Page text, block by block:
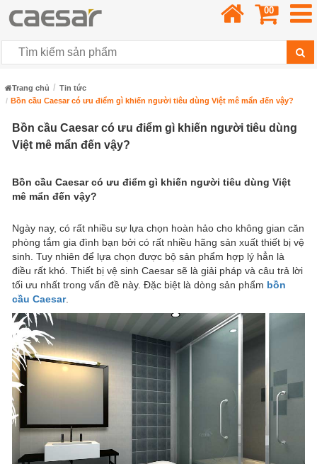
00
Trang chủ
Tin tức
Bồn cầu Caesar có ưu điểm gì khiến người tiêu dùng Việt mê mẩn đến vậy?
Bồn cầu Caesar có ưu điểm gì khiến người tiêu dùng
Việt mê mẩn đến vậy?
Bồn cầu Caesar có ưu điểm gì khiến người tiêu dùng Việt
mê mẩn đến vậy?
Ngày nay, có rất nhiều sự lựa chọn hoàn hảo cho không gian căn
phòng tắm gia đình bạn bởi có rất nhiều hãng sản xuất thiết bị vệ
sinh. Tuy nhiên để lựa chọn được bộ sản phẩm hợp lý hẳn là
điều rất khó. Thiết bị vệ sinh Caesar sẽ là giải pháp và câu trả lời
tối ưu nhất trong vấn đề này. Đặc biệt là dòng sản phẩm bồn
cầu Caesar.